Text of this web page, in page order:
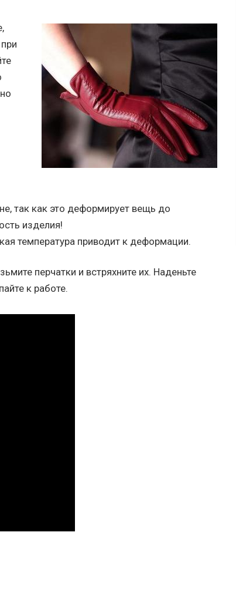
так как это деформирует вещь до
изделия!
температура приводит к деформации.
перчатки и встряхните их. Наденьте
к работе.